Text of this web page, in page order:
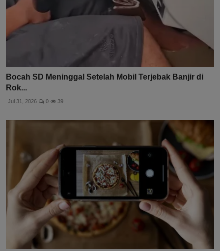
Bocah SD Meninggal Setelah Mobil Terjebak Banjir di
Rok...
Jul 31, 2026 0 39